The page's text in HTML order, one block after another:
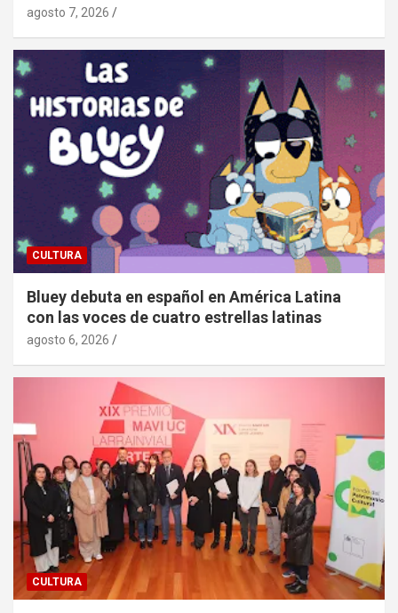
agosto 7, 2026
CULTURA
Bluey debuta en español en América Latina
con las voces de cuatro estrellas latinas
agosto 6, 2026
CULTURA